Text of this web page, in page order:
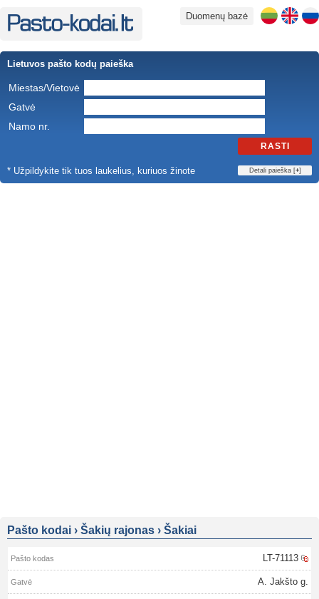
Duomenų bazė
Lietuvos pašto kodų paieška
Miestas/Vietovė
Gatvė
Namo nr.
RASTI
* Užpildykite tik tuos laukelius, kuriuos žinote Detali paieška [+]
Pašto kodai › Šakių rajonas › Šakiai
LT-71113
A. Jakšto g.